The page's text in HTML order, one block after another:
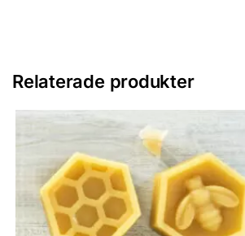
Relaterade produkter